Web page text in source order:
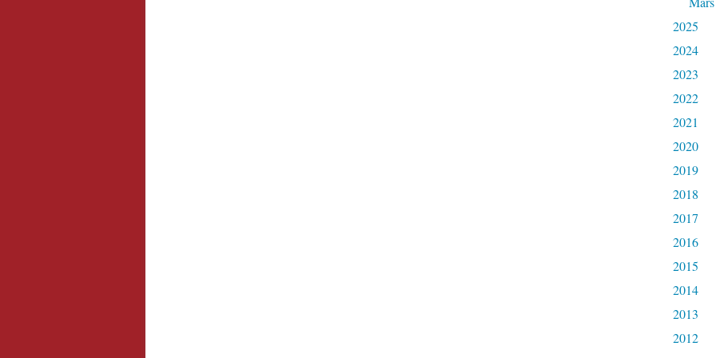
2025
2024
2023
2022
2021
2020
2019
2018
2017
2016
2015
2014
2013
2012